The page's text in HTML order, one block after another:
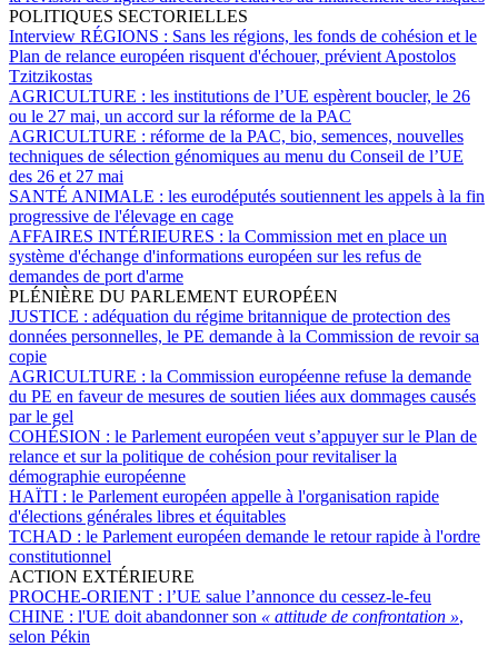
POLITIQUES SECTORIELLES
Interview RÉGIONS : Sans les régions, les fonds de cohésion et le
Plan de relance européen risquent d'échouer, prévient Apostolos
Tzitzikostas
AGRICULTURE : les institutions de l’UE espèrent boucler, le 26
ou le 27 mai, un accord sur la réforme de la PAC
AGRICULTURE : réforme de la PAC, bio, semences, nouvelles
techniques de sélection génomiques au menu du Conseil de l’UE
des 26 et 27 mai
SANTÉ ANIMALE : les eurodéputés soutiennent les appels à la fin
progressive de l'élevage en cage
AFFAIRES INTÉRIEURES : la Commission met en place un
système d'échange d'informations européen sur les refus de
demandes de port d'arme
PLÉNIÈRE DU PARLEMENT EUROPÉEN
JUSTICE : adéquation du régime britannique de protection des
données personnelles, le PE demande à la Commission de revoir sa
copie
AGRICULTURE : la Commission européenne refuse la demande
du PE en faveur de mesures de soutien liées aux dommages causés
par le gel
COHÉSION : le Parlement européen veut s’appuyer sur le Plan de
relance et sur la politique de cohésion pour revitaliser la
démographie européenne
HAÏTI : le Parlement européen appelle à l'organisation rapide
d'élections générales libres et équitables
TCHAD : le Parlement européen demande le retour rapide à l'ordre
constitutionnel
ACTION EXTÉRIEURE
PROCHE-ORIENT : l’UE salue l’annonce du cessez-le-feu
CHINE : l'UE doit abandonner son « attitude de confrontation »,
selon Pékin